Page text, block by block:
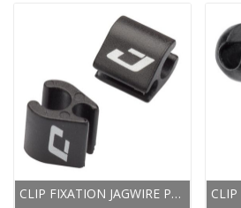
CLIP FIXATION JAGWIRE PVC FIL ÉLECTRIQUE WIRE...